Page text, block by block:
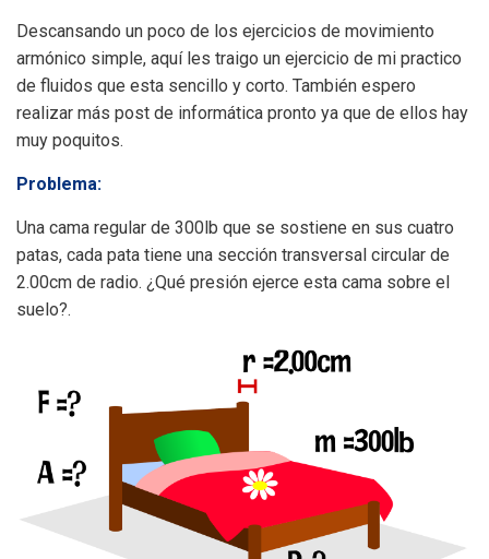
Descansando un poco de los ejercicios de movimiento
armónico simple, aquí les traigo un ejercicio de mi practico
de fluidos que esta sencillo y corto. También espero
realizar más post de informática pronto ya que de ellos hay
muy poquitos.
Problema:
Una cama regular de 300lb que se sostiene en sus cuatro
patas, cada pata tiene una sección transversal circular de
2.00cm de radio. ¿Qué presión ejerce esta cama sobre el
suelo?.